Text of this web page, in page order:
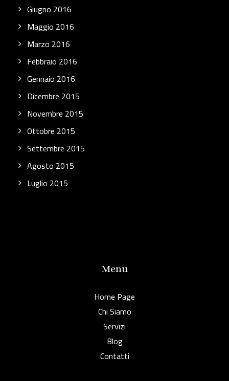
Giugno 2016
Maggio 2016
Marzo 2016
Febbraio 2016
Gennaio 2016
Dicembre 2015
Novembre 2015
Ottobre 2015
Settembre 2015
Agosto 2015
Luglio 2015
Menu
Home Page
Chi Siamo
Servizi
Blog
Contatti